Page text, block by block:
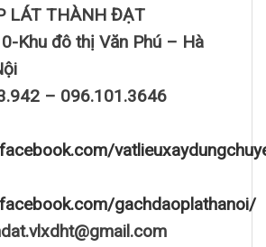
LÁT THÀNH ĐẠT
Khu đô thị Văn Phú – Hà
– 096.101.3646
gachdaoplathanoi/